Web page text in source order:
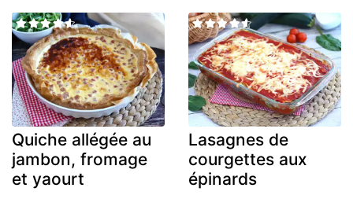
Quiche allégée au
jambon, fromage
et yaourt
Lasagnes de
courgettes aux
épinards